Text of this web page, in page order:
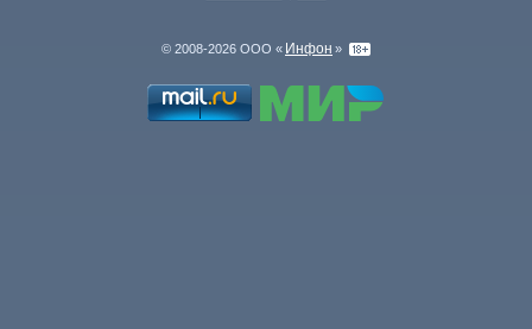
© 2008-2026 ООО « Инфон »